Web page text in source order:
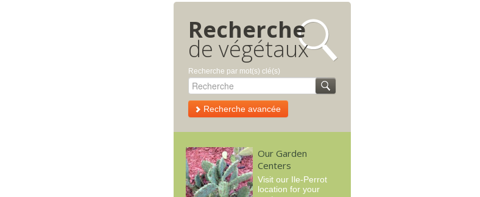
Recherche
de végétaux
Recherche par mot(s) clé(s)
Recherche avancée
Our Garden
Centers
Visit our Ile-Perrot
location for your